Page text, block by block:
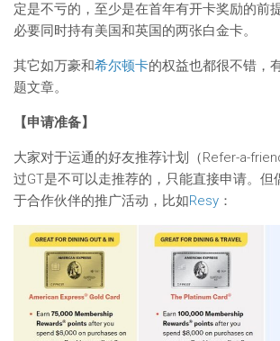
定是不亏的，至少是在首年有开卡奖励的前
必要同时持有美国和英国的两张白金卡。
其它如万豪和希尔顿卡的权益也都很不错，
题文章。
【申请准备】
大家对于运通的好友推荐计划（Refer-a-
过GT是不可以走推荐的，只能直接申请。但
于合作伙伴的推广活动，比如Resy ：